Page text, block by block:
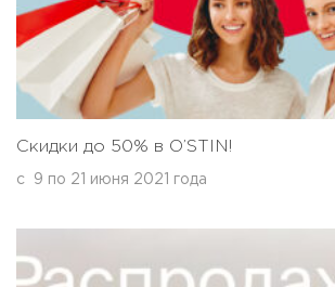
Скидки до 50% в O’STIN!
с 9 по 21 июня 2021 года